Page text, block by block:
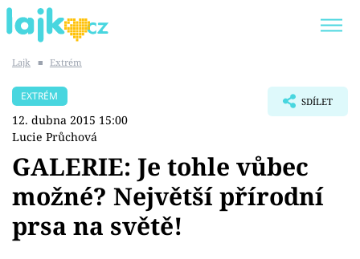
SHOPAHOLICADEL
Témata
Showbyznys
Lajk ■ Extrém
EXTRÉM
12. dubna 2015 15:00
Lucie Průchová
SDÍLET
GALERIE: Je tohle vůbec
možné? Největší přírodní
prsa na světě!